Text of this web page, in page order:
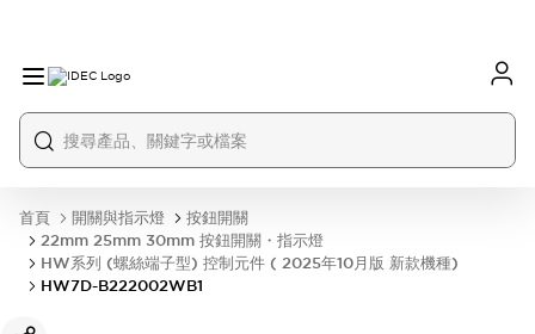
首頁 開關與指示燈
按鈕開關
22mm 25mm 30mm 按鈕開關・指示燈
HW系列 (螺絲端子型) 控制元件 ( 2025年10月版 新款機種)
HW7D-B222002WB1